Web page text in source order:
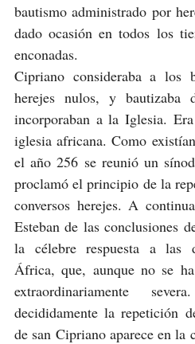
bautismo administrado por
dado ocasión en todos los
enconadas.
Cipriano consideraba a los
herejes nulos, y
incorporaban a la Iglesia.
iglesia africana. Como
el año 256 se reunió un
proclamó el principio de la
conversos herejes. A
Esteban de las conclusiones
la célebre respuesta a las
África, que, aunque no se
extraordinariamente
decididamente la repetición
de san Cipriano aparece en la